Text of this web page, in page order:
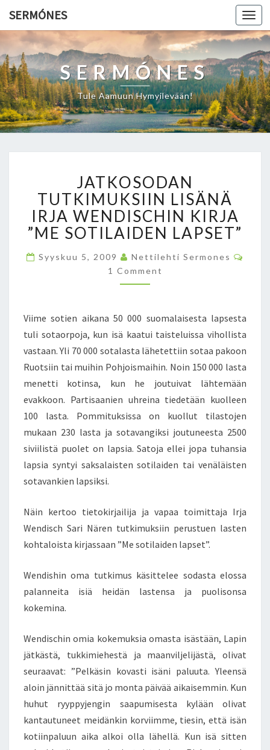
SERMÓNES
SERMÓNES
Tule Aamuun Hymyilevään!
A
T
K
O
S
D
A
N
U
K
I
M
U
I
I
N
L
N
Ä
I
A
W
D
S
C
H
I
N
K
I
JATKOSODAN
TUTKIMUKSIIN LISÄNÄ
IRJA WENDISCHIN KIRJA
”ME SOTILAIDEN LAPSET”
Syyskuu 5, 2009 Nettilehti Sermones
S
1 Comment
Viime sotien aikana 50 000 suomalaisesta lapsesta
tuli sotaorpoja, kun isä kaatui taisteluissa vihollista
vastaan. Yli 70 000 sotalasta lähetettiin sotaa pakoon
Ruotsiin tai muihin Pohjoismaihin. Noin 150 000 lasta
menetti kotinsa, kun he joutuivat lähtemään
evakkoon. Partisaanien uhreina tiedetään kuolleen
100 lasta. Pommituksissa on kuollut tilastojen
mukaan 230 lasta ja sotavangiksi joutuneesta 2500
siviilistä puolet on lapsia. Satoja ellei jopa tuhansia
lapsia syntyi saksalaisten sotilaiden tai venäläisten
sotavankien lapsiksi.
Näin kertoo tietokirjailija ja vapaa toimittaja Irja
Wendisch Sari Nären tutkimuksiin perustuen lasten
kohtaloista kirjassaan ”Me sotilaiden lapset”.
Wendishin oma tutkimus käsittelee sodasta elossa
palanneita isiä heidän lastensa ja puolisonsa
kokemina.
Wendischin omia kokemuksia omasta isästään, Lapin
jätkästä, tukkimiehestä ja maanviljelijästä, olivat
seuraavat: ”Pelkäsin kovasti isäni paluuta. Yleensä
aloin jännittää sitä jo monta päivää aikaisemmin. Kun
huhut ryyppyjengin saapumisesta kylään olivat
kantautuneet meidänkin korviimme, tiesin, että isän
kotiinpaluun aika alkoi olla lähellä. Kun isä sitten